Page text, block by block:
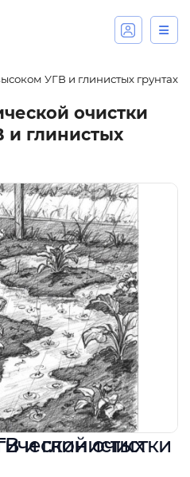
УГВ и глинистых грунтах
очистки
и глинистых